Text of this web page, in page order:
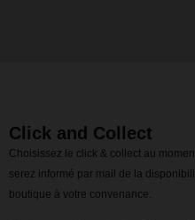
Click and Collect
Choisissez le click & collect au
serez informé par mail de la
boutique à votre convenance.